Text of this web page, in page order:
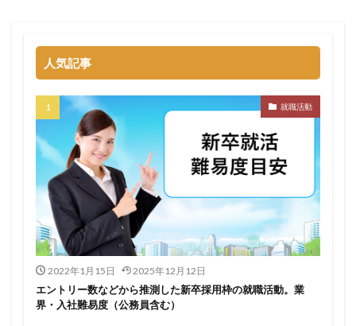
人気記事
就職活動
2022年1月15日 2025年12月12日
エントリー数などから推測した新卒採用枠の就職活動。業
界・入社難易度（公務員含む）
初めて
性格診断アプリ
情報系学部
会社辞めたい
若者
誰でも受かる業界
評判
見分け方
裁量権
落ちてから
自己分析ツール 身バレ
自己分析
自己PR動画
職種 職務経歴書
職サークル
締切
第二新卒とは
第二新卒エージェントneo
第二新卒
超優良企業 種類
長所
面談
面接 難易度
難しく考えすぎ
難しい
隠れホワイト企業
長所がわからない
適職診断ツール